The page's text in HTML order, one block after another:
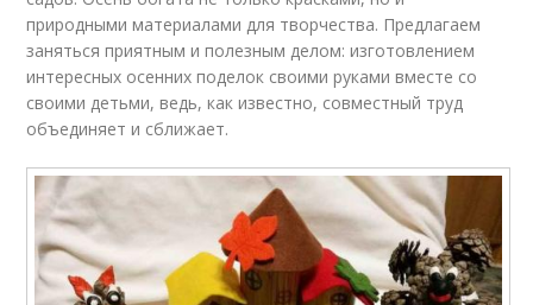
природными материалами для творчества. Предлагаем
заняться приятным и полезным делом: изготовлением
интересных осенних поделок своими руками вместе со
своими детьми, ведь, как известно, совместный труд
объединяет и сближает.